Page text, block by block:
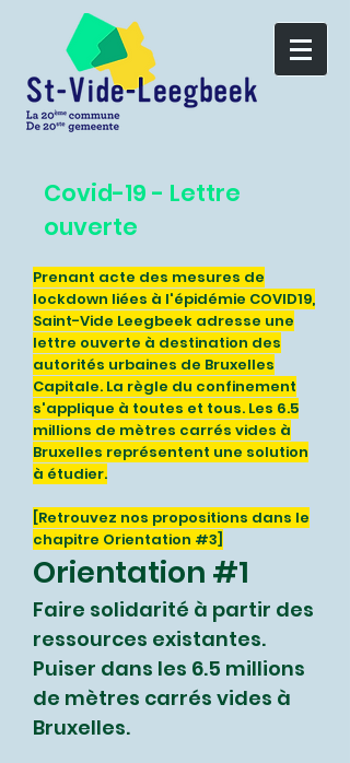
Covid-19 - Lettre
ouverte
Prenant acte des mesures de
lockdown liées à l'épidémie COVID19,
Saint-Vide Leegbeek adresse une
lettre ouverte à destination des
autorités urbaines de Bruxelles
Capitale. La règle du confinement
s'applique à toutes et tous. Les 6.5
millions de mètres carrés vides à
Bruxelles représentent une solution
à étudier.
[Retrouvez nos propositions dans le
chapitre Orientation #3]
Orientation #1
Faire solidarité à partir des
ressources existantes.
Puiser dans les 6.5 millions
de mètres carrés vides à
Bruxelles.